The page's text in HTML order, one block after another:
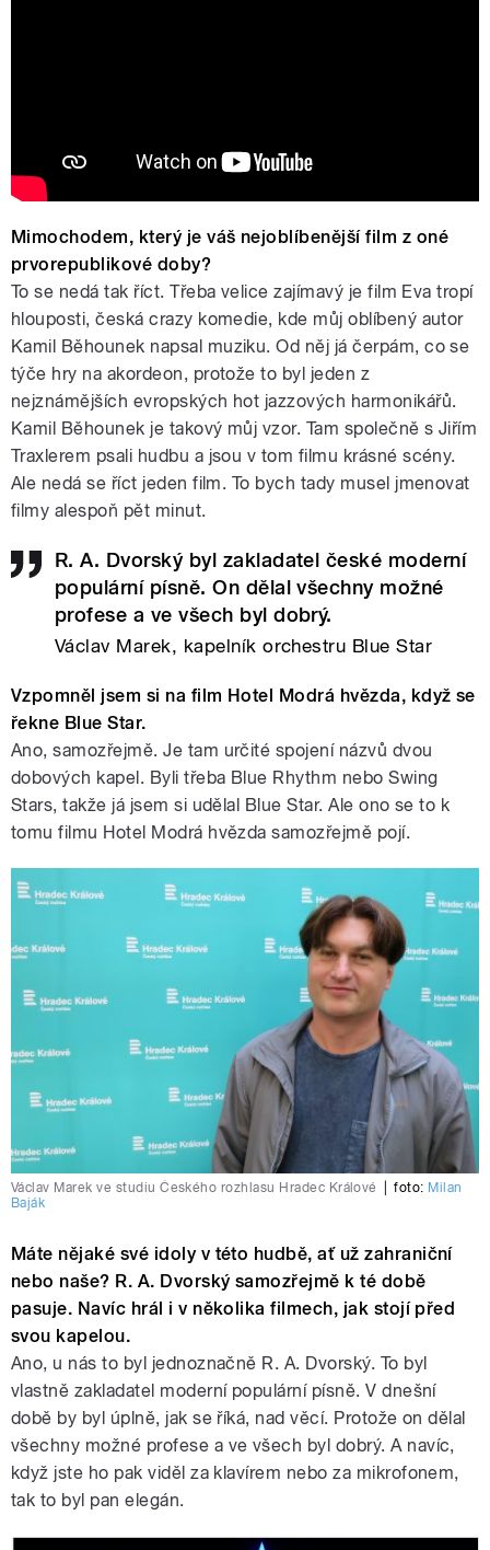
Mimochodem, který je váš nejoblíbenější film z oné
prvorepublikové doby?
To se nedá tak říct. Třeba velice zajímavý je film Eva tropí
hlouposti, česká crazy komedie, kde můj oblíbený autor
Kamil Běhounek napsal muziku. Od něj já čerpám, co se
týče hry na akordeon, protože to byl jeden z
nejznámějších evropských hot jazzových harmonikářů.
Kamil Běhounek je takový můj vzor. Tam společně s Jiřím
Traxlerem psali hudbu a jsou v tom filmu krásné scény.
Ale nedá se říct jeden film. To bych tady musel jmenovat
filmy alespoň pět minut.
R. A. Dvorský byl zakladatel české moderní
populární písně. On dělal všechny možné
profese a ve všech byl dobrý.
Václav Marek, kapelník orchestru Blue Star
Vzpomněl jsem si na film Hotel Modrá hvězda, když se
řekne Blue Star.
Ano, samozřejmě. Je tam určité spojení názvů dvou
dobových kapel. Byli třeba Blue Rhythm nebo Swing
Stars, takže já jsem si udělal Blue Star. Ale ono se to k
tomu filmu Hotel Modrá hvězda samozřejmě pojí.
Václav Marek ve studiu Českého rozhlasu Hradec Králové foto: Milan
Baják
Máte nějaké své idoly v této hudbě, ať už zahraniční
nebo naše? R. A. Dvorský samozřejmě k té době
pasuje. Navíc hrál i v několika filmech, jak stojí před
svou kapelou.
Ano, u nás to byl jednoznačně R. A. Dvorský. To byl
vlastně zakladatel moderní populární písně. V dnešní
době by byl úplně, jak se říká, nad věcí. Protože on dělal
všechny možné profese a ve všech byl dobrý. A navíc,
když jste ho pak viděl za klavírem nebo za mikrofonem,
tak to byl pan elegán.